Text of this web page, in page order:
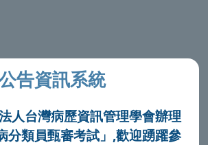
告資訊系統
人台灣病歷資訊管理學會辦理
分類員甄審考試」,歡迎踴躍參